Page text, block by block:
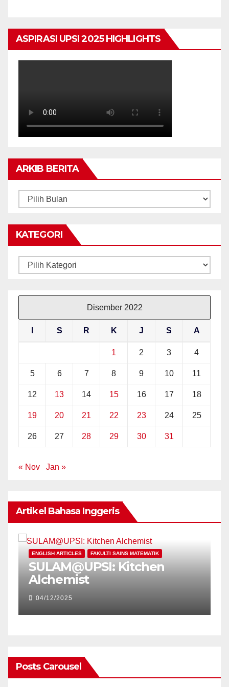
ASPIRASI UPSI 2025 HIGHLIGHTS
ARKIB BERITA
ARKIB
KATEGORI
Kategori
Disember 2022
S R K J S A
1 2 3 4
5 6 7 8 9 10 11
12 13 14 15 16 17 18
19 20 21 22 23 24 25
26 27 28 29 30 31
« Nov Jan »
Artikel Bahasa Inggeris
ENGLISH ARTICLES FAKULTI SAINS MATEMATIK
SULAM@UPSI: Kitchen
Alchemist
04/12/2025
Posts Carousel